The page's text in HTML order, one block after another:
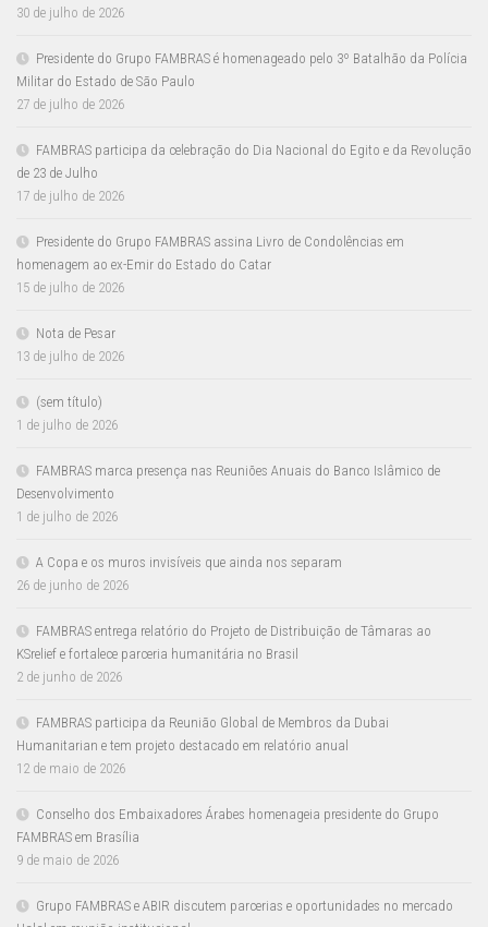
30 de julho de 2026
Presidente do Grupo FAMBRAS é homenageado pelo 3º Batalhão da Polícia
Militar do Estado de São Paulo
27 de julho de 2026
FAMBRAS participa da celebração do Dia Nacional do Egito e da Revolução
de 23 de Julho
17 de julho de 2026
Presidente do Grupo FAMBRAS assina Livro de Condolências em
homenagem ao ex-Emir do Estado do Catar
15 de julho de 2026
Nota de Pesar
13 de julho de 2026
(sem título)
1 de julho de 2026
FAMBRAS marca presença nas Reuniões Anuais do Banco Islâmico de
Desenvolvimento
1 de julho de 2026
A Copa e os muros invisíveis que ainda nos separam
26 de junho de 2026
FAMBRAS entrega relatório do Projeto de Distribuição de Tâmaras ao
KSrelief e fortalece parceria humanitária no Brasil
2 de junho de 2026
FAMBRAS participa da Reunião Global de Membros da Dubai
Humanitarian e tem projeto destacado em relatório anual
12 de maio de 2026
Conselho dos Embaixadores Árabes homenageia presidente do Grupo
FAMBRAS em Brasília
9 de maio de 2026
Grupo FAMBRAS e ABIR discutem parcerias e oportunidades no mercado